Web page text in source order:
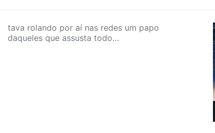
tava rolando por aí nas redes um papo
daqueles que assusta todo…